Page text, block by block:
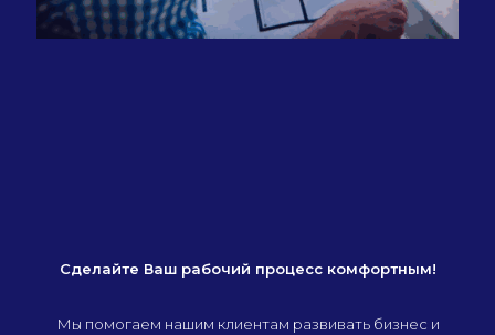
Сделайте Ваш рабочий процесс комфортным!
Мы помогаем нашим клиентам развивать бизнес и